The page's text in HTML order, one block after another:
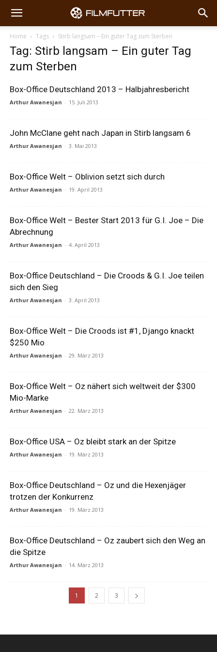
Home Tags Stirb langsam – Ein guter Tag zum Sterben
Tag: Stirb langsam – Ein guter Tag
zum Sterben
Box-Office Deutschland 2013 – Halbjahresbericht
Arthur Awanesjan - 15. Juli 2013
John McClane geht nach Japan in Stirb langsam 6
Arthur Awanesjan - 3. Mai 2013
Box-Office Welt – Oblivion setzt sich durch
Arthur Awanesjan - 19. April 2013
Box-Office Welt – Bester Start 2013 für G.I. Joe – Die
Abrechnung
Arthur Awanesjan - 4. April 2013
Box-Office Deutschland – Die Croods & G.I. Joe teilen
sich den Sieg
Arthur Awanesjan - 3. April 2013
Box-Office Welt – Die Croods ist #1, Django knackt
$250 Mio
Arthur Awanesjan - 29. März 2013
Box-Office Welt – Oz nähert sich weltweit der $300
Mio-Marke
Arthur Awanesjan - 22. März 2013
Box-Office USA – Oz bleibt stark an der Spitze
Arthur Awanesjan - 19. März 2013
Box-Office Deutschland – Oz und die Hexenjäger
trotzen der Konkurrenz
Arthur Awanesjan - 19. März 2013
Box-Office Deutschland – Oz zaubert sich den Weg an
die Spitze
Arthur Awanesjan - 14. März 2013
1 2 3